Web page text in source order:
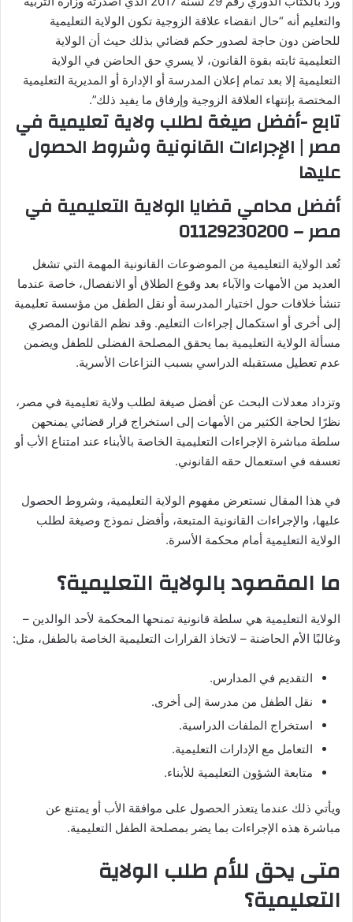
والتعليم أنه “حال انقضاء علاقة الزوجية تكون الولاية التعليمية
للحاضن دون حاجة لصدور حكم قضائي بذلك حيث أن الولاية
التعليمية ثابته بقوة القانون، لا يسري حق الحاضن في الولاية
التعليمية إلا بعد تمام إعلان المدرسة أو الإدارة أو المديرية التعليمية
المختصة بإنتهاء العلاقة الزوجية وإرفاق ما يفيد ذلك”.
تابع -أفضل صيغة لطلب ولاية تعليمية في
مصر | الإجراءات القانونية وشروط الحصول
عليها
أفضل محامي قضايا الولاية التعليمية في
مصر – 01129230200
تُعد الولاية التعليمية من الموضوعات القانونية المهمة التي تشغل
العديد من الأمهات والآباء بعد وقوع الطلاق أو الانفصال، خاصة عندما
تنشأ خلافات حول اختيار المدرسة أو نقل الطفل من مؤسسة تعليمية
إلى أخرى أو استكمال إجراءات التعليم. وقد نظم القانون المصري
مسألة الولاية التعليمية بما يحقق المصلحة الفضلى للطفل ويضمن
عدم تعطيل مستقبله الدراسي بسبب النزاعات الأسرية.
وتزداد معدلات البحث عن أفضل صيغة لطلب ولاية تعليمية في مصر،
نظرًا لحاجة الكثير من الأمهات إلى استخراج قرار قضائي يمنحهن
سلطة مباشرة الإجراءات التعليمية الخاصة بالأبناء عند امتناع الأب أو
تعسفه في استعمال حقه القانوني.
في هذا المقال نستعرض مفهوم الولاية التعليمية، وشروط الحصول
عليها، والإجراءات القانونية المتبعة، وأفضل نموذج وصيغة لطلب
الولاية التعليمية أمام محكمة الأسرة.
ما المقصود بالولاية التعليمية؟
الولاية التعليمية هي سلطة قانونية تمنحها المحكمة لأحد الوالدين –
وغالبًا الأم الحاضنة – لاتخاذ القرارات التعليمية الخاصة بالطفل، مثل:
التقديم في المدارس.
نقل الطفل من مدرسة إلى أخرى.
استخراج الملفات الدراسية.
التعامل مع الإدارات التعليمية.
متابعة الشؤون التعليمية للأبناء.
ويأتي ذلك عندما يتعذر الحصول على موافقة الأب أو يمتنع عن
مباشرة هذه الإجراءات بما يضر بمصلحة الطفل التعليمية.
متى يحق للأم طلب الولاية
التعليمية؟